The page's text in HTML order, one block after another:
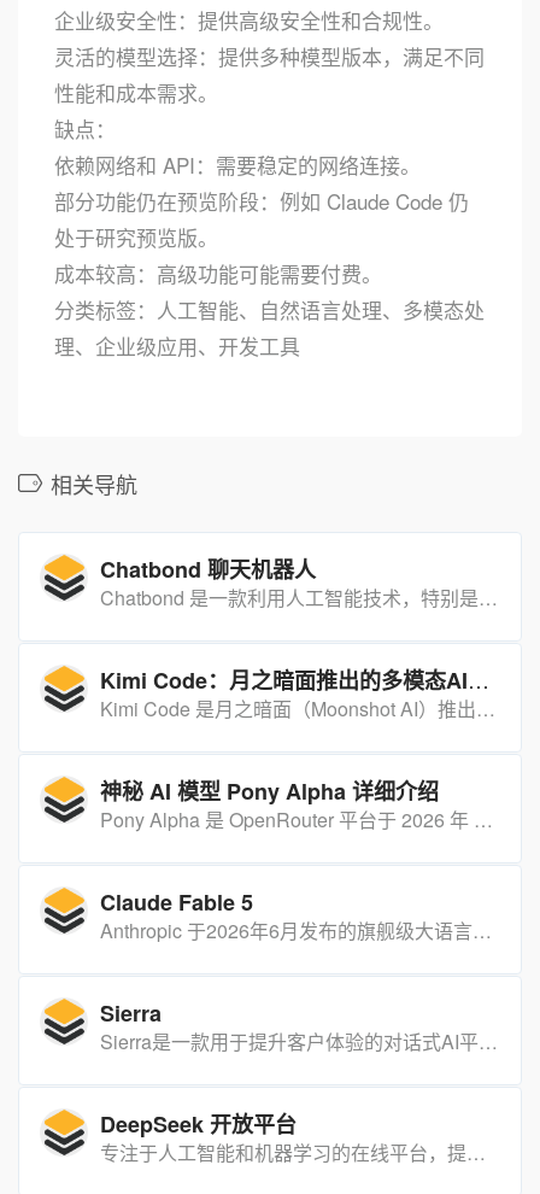
企业级安全性：提供高级安全性和合规性。
灵活的模型选择：提供多种模型版本，满足不同
性能和成本需求。
缺点：
依赖网络和 API：需要稳定的网络连接。
部分功能仍在预览阶段：例如 Claude Code 仍
处于研究预览版。
成本较高：高级功能可能需要付费。
分类标签：人工智能、自然语言处理、多模态处
理、企业级应用、开发工具
相关导航
Chatbond 聊天机器人
Chatbond 是一款利用人工智能技术，特别是GPT模型，来创建和训练聊天机器人的平台。它能帮助企业快速响应客户咨询，提升客户参与度和转化率，同时降低广告成本。
Kimi Code：月之暗面推出的多模态AI编程工具
Kimi Code 是月之暗面（Moonshot AI）推出的新一代 AI 编程助手，基于 Kimi K2.5 多模态大模型，支持终端运行与主流编辑器集成，可通过图片、视频输入辅助编程，实现从代码生成到调试测试的全流程开发支持。
神秘 AI 模型 Pony Alpha 详细介绍
Pony Alpha 是 OpenRouter 平台于 2026 年 2 月 6 日上线的匿名高性能 AI 大模型，主打免费使用，在编程、推理等领域表现突出，疑似为智谱 AI GLM-5 的测试版本。
Claude Fable 5
Anthropic 于2026年6月发布的旗舰级大语言模型，属于Mythos系列首次面向公众开放的版本，在软件工程、视觉处理、科学研究等领域表现卓越。
Sierra
Sierra是一款用于提升客户体验的对话式AI平台。它可以根据您的业务定制智能对话代理，为客户提供个性化的支持和解决方案。Sierra具备高度安全性、合规性和可信性。
DeepSeek 开放平台
专注于人工智能和机器学习的在线平台，提供多种登录方式，包括手机号码、微信和邮箱登录，支持用户在不同地区使用。